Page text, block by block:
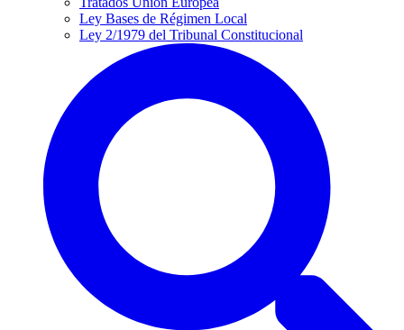
Ley Bases de Régimen Local
Ley 2/1979 del Tribunal Constitucional